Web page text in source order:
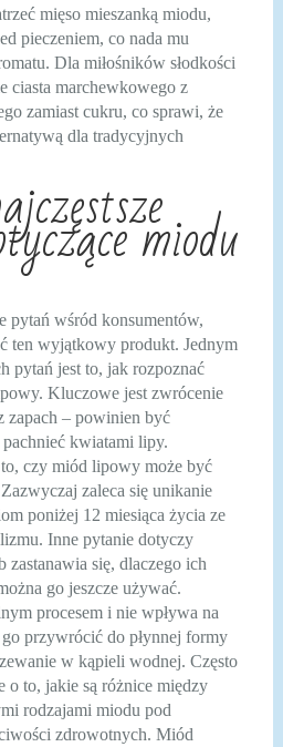
mięso mieszanką miodu,
pieczeniem, co nada mu
Dla miłośników słodkości
ciasta marchewkowego z
zamiast cukru, co sprawi, że
dla tradycyjnych
miodu
wśród konsumentów,
ten wyjątkowy produkt. Jednym
pytań jest to, jak rozpoznać
Kluczowe jest zwrócenie
zapach – powinien być
kwiatami lipy.
czy miód lipowy może być
zaleca się unikanie
poniżej 12 miesiąca życia ze
Inne pytanie dotyczy
się, dlaczego ich
go jeszcze używać.
procesem i nie wpływa na
przywrócić do płynnej formy
w kąpieli wodnej. Często
o to, jakie są różnice między
rodzajami miodu pod
zdrowotnych. Miód